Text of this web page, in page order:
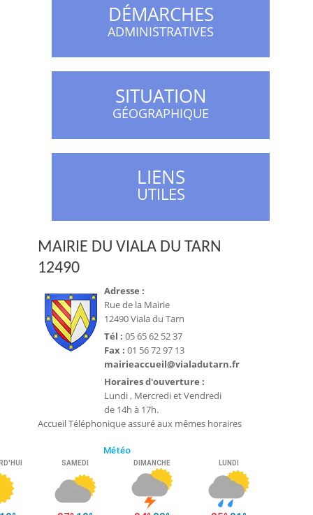
DÉMARCHES
ADMINISTRATIVES
SITUATION
GÉOGRAPHIQUE
LIENS
UTILES
MAIRIE DU VIALA DU TARN
12490
Adresse :
Rue de la Mairie
12490 Viala du Tarn
Tél : 05 65 62 52 37
Fax : 01 56 72 97 13
mairieaccueil@vialadutarn.fr
Horaires d'ouverture :
Lundi , Mercredi et Vendredi
de 14h à 17h.
Accueil Téléphonique assuré aux mêmes horaires